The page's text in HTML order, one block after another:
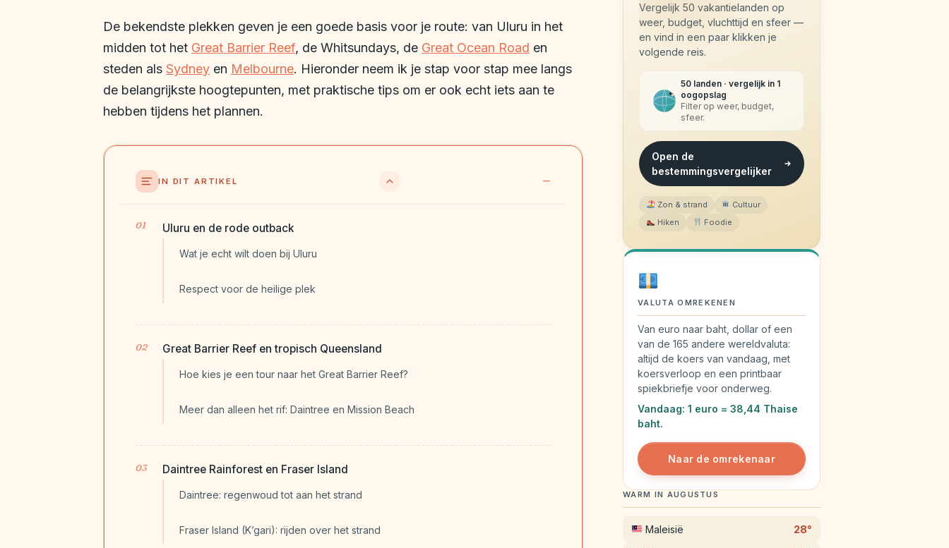
De bekendste plekken geven je een goede basis voor je route: van Uluru in het
midden tot het Great Barrier Reef, de Whitsundays, de Great Ocean Road en
steden als Sydney en Melbourne. Hieronder neem ik je stap voor stap mee langs
de belangrijkste hoogtepunten, met praktische tips om er ook echt iets aan te
hebben tijdens het plannen.
IN DIT ARTIKEL
Uluru en de rode outback
Wat je echt wilt doen bij Uluru
Respect voor de heilige plek
Great Barrier Reef en tropisch Queensland
Hoe kies je een tour naar het Great Barrier Reef?
Meer dan alleen het rif: Daintree en Mission Beach
Daintree Rainforest en Fraser Island
Daintree: regenwoud tot aan het strand
Fraser Island (K’gari): rijden over het strand
Vergelijk 50 vakantielanden op
weer, budget, vluchttijd en sfeer —
en vind in een paar klikken je
volgende reis.
50 landen · vergelijk in 1
oogopslag
Filter op weer, budget,
sfeer.
Open de
bestemmingsvergelijker
Zon & strand
Cultuur
Hiken
Foodie
VALUTA OMREKENEN
Van euro naar baht, dollar of een
van de 165 andere wereldvaluta:
altijd de koers van vandaag, met
koersverloop en een printbaar
spiekbriefje voor onderweg.
Vandaag: 1 euro = 38,44 Thaise
baht.
Naar de omrekenaar
WARM IN AUGUSTUS
Maleisië 28°